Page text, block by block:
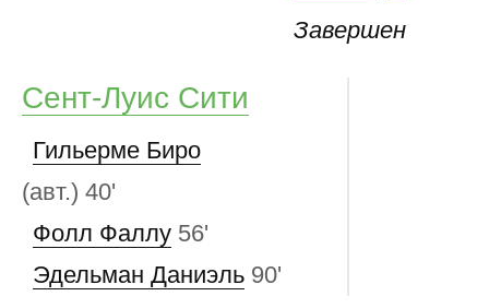
Завершен
Сент-Луис Сити
Гильерме Биро
(авт.) 40'
Фолл Фаллу 56'
Эдельман Даниэль 90'